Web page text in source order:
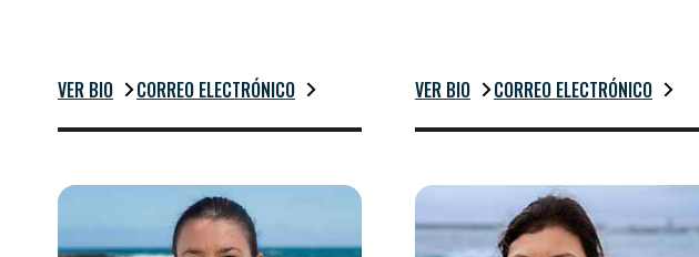
VER BIO CORREO ELECTRÓNICO VER BIO CORREO ELECTRÓNICO